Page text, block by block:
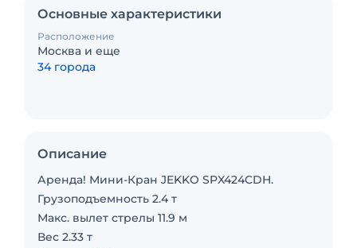
Основные характеристики
Расположение
Москва и еще
34 города
Описание
Аренда! Мини-Кран JEKKO SPX424CDH.
Грузоподъемность 2.4 т
Макс. вылет стрелы 11.9 м
Вес 2.33 т